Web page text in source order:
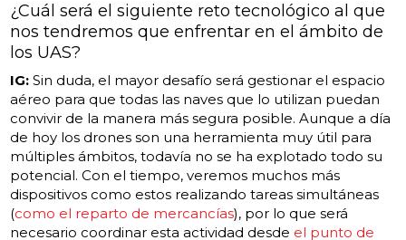
¿Cuál será el siguiente reto tecnológico al que
nos tendremos que enfrentar en el ámbito de
los UAS?
IG:Sin duda, el mayor desafío será gestionar el espacio
aéreo para que todas las naves que lo utilizan puedan
convivir de la manera más segura posible. Aunque a día
de hoy los drones son una herramienta muy útil para
múltiples ámbitos, todavía no se ha explotado todo su
potencial. Con el tiempo, veremos muchos más
dispositivos como estos realizando tareas simultáneas
(como el reparto de mercancías), por lo que será
necesario coordinar esta actividad desde el punto de